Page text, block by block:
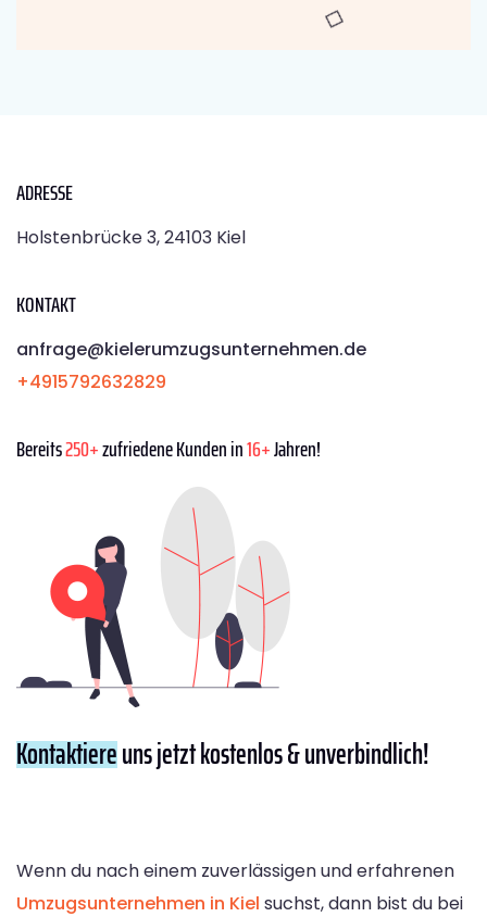
ADRESSE
Holstenbrücke 3, 24103 Kiel
KONTAKT
anfrage@kielerumzugsunternehmen.de
+4915792632829
Bereits250+zufriedene Kunden in16+Jahren!
Kontaktiereuns jetzt kostenlos & unverbindlich!
Wenn du nach einem zuverlässigen und erfahrenen
Umzugsunternehmen in Kiel suchst, dann bist du bei